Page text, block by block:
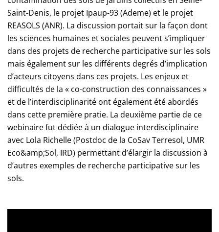
Saint-Denis, le projet Ipaup-93 (Ademe) et le projet
REASOLS (ANR). La discussion portait sur la façon dont
les sciences humaines et sociales peuvent s’impliquer
dans des projets de recherche participative sur les sols
mais également sur les différents degrés d’implication
d’acteurs citoyens dans ces projets. Les enjeux et
difficultés de la « co-construction des connaissances »
et de l’interdisciplinarité ont également été abordés
dans cette première pratie. La deuxième partie de ce
webinaire fut dédiée à un dialogue interdisciplinaire
avec Lola Richelle (Postdoc de la CoSav Terresol, UMR
Eco&amp;Sol, IRD) permettant d’élargir la discussion à
d’autres exemples de recherche participative sur les
sols.